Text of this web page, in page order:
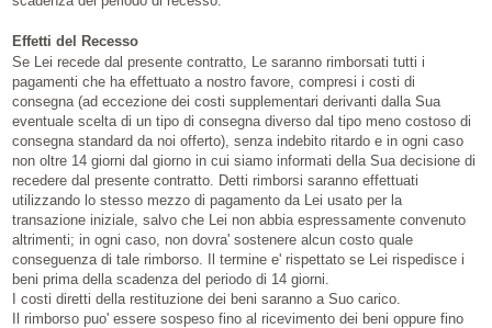
Effetti del Recesso
Se Lei recede dal presente contratto, Le saranno rimborsati tutti i
pagamenti che ha effettuato a nostro favore, compresi i costi di
consegna (ad eccezione dei costi supplementari derivanti dalla Sua
eventuale scelta di un tipo di consegna diverso dal tipo meno costoso di
consegna standard da noi offerto), senza indebito ritardo e in ogni caso
non oltre 14 giorni dal giorno in cui siamo informati della Sua decisione di
recedere dal presente contratto. Detti rimborsi saranno effettuati
utilizzando lo stesso mezzo di pagamento da Lei usato per la
transazione iniziale, salvo che Lei non abbia espressamente convenuto
altrimenti; in ogni caso, non dovra' sostenere alcun costo quale
conseguenza di tale rimborso. Il termine e' rispettato se Lei rispedisce i
beni prima della scadenza del periodo di 14 giorni.
I costi diretti della restituzione dei beni saranno a Suo carico.
Il rimborso puo' essere sospeso fino al ricevimento dei beni oppure fino